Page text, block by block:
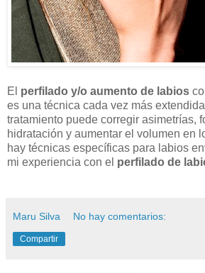
El perfilado y/o aumento de labios
es una técnica cada vez más
tratamiento puede corregir asimetrías,
hidratación y aumentar el volumen en
hay técnicas específicas para labios
mi experiencia con el perfilado de
Maru Silva No hay comentarios:
Compartir